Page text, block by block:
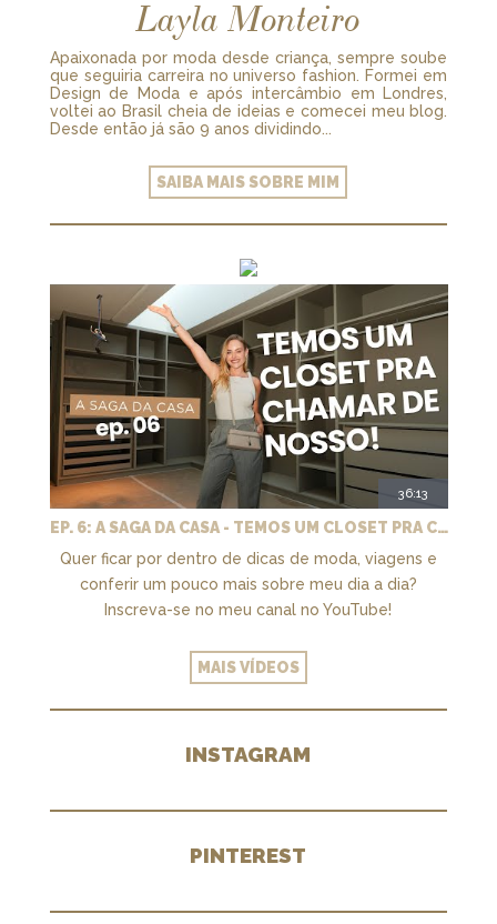
Layla Monteiro
Apaixonada por moda desde criança, sempre soube
que seguiria carreira no universo fashion. Formei em
Design de Moda e após intercâmbio em Londres,
voltei ao Brasil cheia de ideias e comecei meu blog.
Desde então já são 9 anos dividindo...
SAIBA MAIS SOBRE MIM
36:13
EP. 6: A SAGA DA CASA - TEMOS UM CLOSET PRA CHAMAR DE NOSSO + MARCENARIA E PAISAGISMO
Quer ficar por dentro de dicas de moda, viagens e
conferir um pouco mais sobre meu dia a dia?
Inscreva-se no meu canal no YouTube!
MAIS VÍDEOS
INSTAGRAM
PINTEREST